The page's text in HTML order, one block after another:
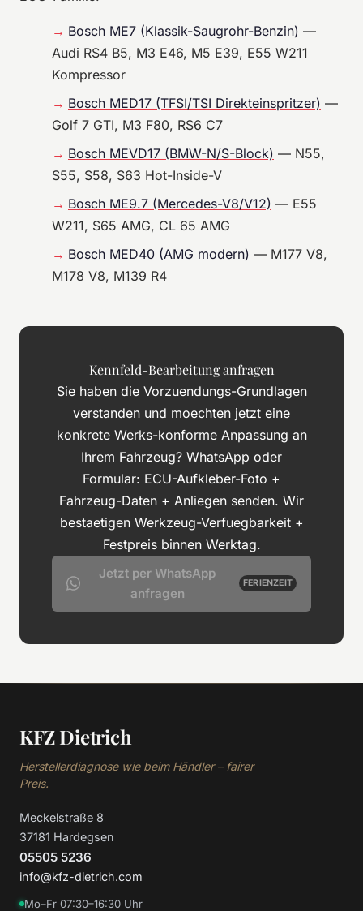
Bosch ME7 (Klassik-Saugrohr-Benzin) —
Audi RS4 B5, M3 E46, M5 E39, E55 W211
Kompressor
Bosch MED17 (TFSI/TSI Direkteinspritzer) —
Golf 7 GTI, M3 F80, RS6 C7
Bosch MEVD17 (BMW-N/S-Block) — N55,
S55, S58, S63 Hot-Inside-V
Bosch ME9.7 (Mercedes-V8/V12) — E55
W211, S65 AMG, CL 65 AMG
Bosch MED40 (AMG modern) — M177 V8,
M178 V8, M139 R4
Kennfeld-Bearbeitung anfragen
Sie haben die Vorzuendungs-Grundlagen
verstanden und moechten jetzt eine
konkrete Werks-konforme Anpassung an
Ihrem Fahrzeug? WhatsApp oder
Formular: ECU-Aufkleber-Foto +
Fahrzeug-Daten + Anliegen senden. Wir
bestaetigen Werkzeug-Verfuegbarkeit +
Festpreis binnen Werktag.
Jetzt per WhatsApp
anfragen
FERIENZEIT
KFZ Dietrich
Herstellerdiagnose wie beim Händler – fairer
Preis.
Meckelstraße 8
37181 Hardegsen
05505 5236
info@kfz-dietrich.com
Mo–Fr 07:30–16:30 Uhr